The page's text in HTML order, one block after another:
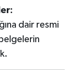
dair resmi